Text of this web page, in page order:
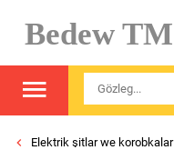
Bedew TM
Elektrik şitlar we korobkalar